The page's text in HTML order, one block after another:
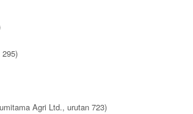
Agri Ltd., urutan 723)